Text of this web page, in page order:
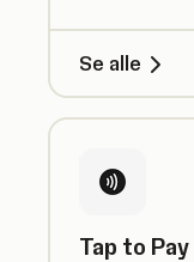
Se alle
Tap to